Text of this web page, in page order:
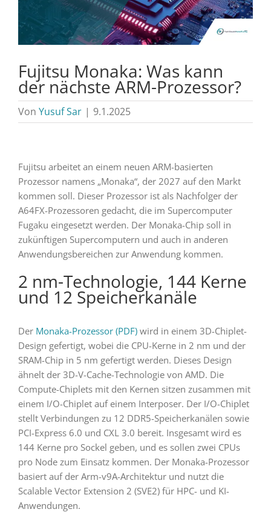
Fujitsu Monaka: Was kann
der nächste ARM-Prozessor?
Von Yusuf Sar | 9.1.2025
Fujitsu arbeitet an einem neuen ARM-basierten
Prozessor namens „Monaka“, der 2027 auf den Markt
kommen soll. Dieser Prozessor ist als Nachfolger der
A64FX-Prozessoren gedacht, die im Supercomputer
Fugaku eingesetzt werden. Der Monaka-Chip soll in
zukünftigen Supercomputern und auch in anderen
Anwendungsbereichen zur Anwendung kommen.
2 nm-Technologie, 144 Kerne
und 12 Speicherkanäle
Der Monaka-Prozessor (PDF)wird in einem 3D-Chiplet-
Design gefertigt, wobei die CPU-Kerne in 2 nm und der
SRAM-Chip in 5 nm gefertigt werden. Dieses Design
ähnelt der 3D-V-Cache-Technologie von AMD. Die
Compute-Chiplets mit den Kernen sitzen zusammen mit
einem I/O-Chiplet auf einem Interposer. Der I/O-Chiplet
stellt Verbindungen zu 12 DDR5-Speicherkanälen sowie
PCI-Express 6.0 und CXL 3.0 bereit. Insgesamt wird es
144 Kerne pro Sockel geben, und es sollen zwei CPUs
pro Node zum Einsatz kommen. Der Monaka-Prozessor
basiert auf der Arm-v9A-Architektur und nutzt die
Scalable Vector Extension 2 (SVE2) für HPC- und KI-
Anwendungen.